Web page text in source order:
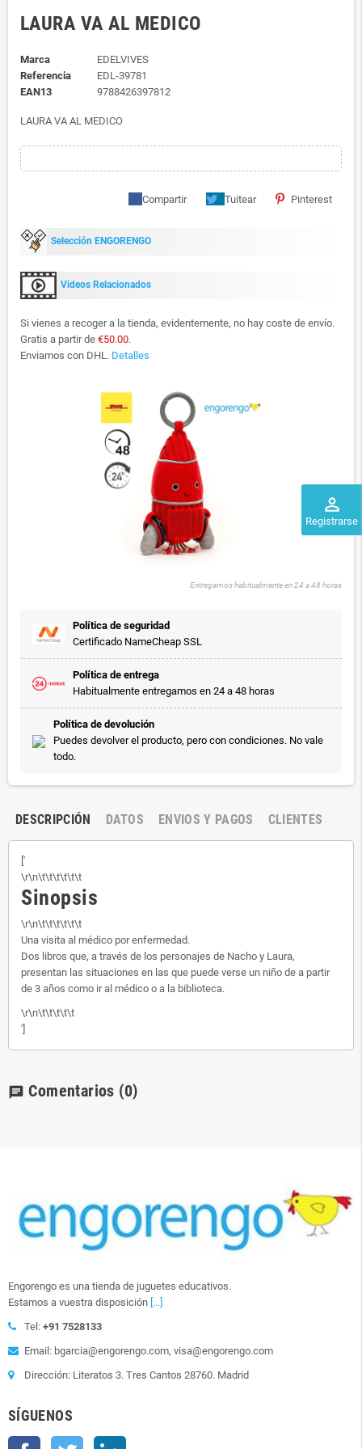
perm_identity
Registrarse
LAURA VA AL MEDICO
Marca
EDELVIVES
Referencia
EDL-39781
EAN13
9788426397812
LAURA VA AL MEDICO
Compartir Tuitear Pinterest
Selección ENGORENGO
Videos Relacionados
Si vienes a recoger a la tienda, evidentemente, no hay coste de envío.
Gratis a partir de €50.00.
Enviamos con DHL. Detalles
Entregamos habitualmente en 24 a 48 horas
Política de seguridad
Certificado NameCheap SSL
Política de entrega
Habitualmente entregamos en 24 a 48 horas
Política de devolución
Puedes devolver el producto, pero con condiciones. No vale
todo.
DESCRIPCIÓN DATOS ENVIOS Y PAGOS CLIENTES
['
\r\n\t\t\t\t\t\t
Sinopsis
\r\n\t\t\t\t\t\t
Una visita al médico por enfermedad.
Dos libros que, a través de los personajes de Nacho y Laura,
presentan las situaciones en las que puede verse un niño de a partir
de 3 años como ir al médico o a la biblioteca.
\r\n\t\t\t\t\t
']
chat Comentarios (0)
Engorengo es una tienda de juguetes educativos.
Estamos a vuestra disposición [...]
Tel: +91 7528133
Email: bgarcia@engorengo.com, visa@engorengo.com
Dirección: Literatos 3. Tres Cantos 28760. Madrid
SÍGUENOS
Facebook Twitter